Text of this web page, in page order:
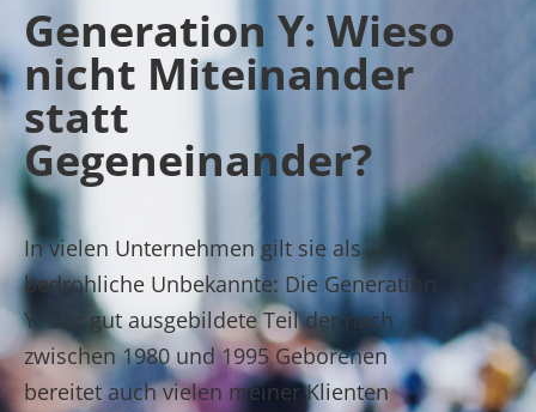
Generation Y: Wieso
nicht Miteinander
statt
Gegeneinander?
In vielen Unternehmen gilt sie als
bedrohliche Unbekannte: Die Generation
Y. Der gut ausgebildete Teil der nach
zwischen 1980 und 1995 Geborenen
bereitet auch vielen meiner Klienten